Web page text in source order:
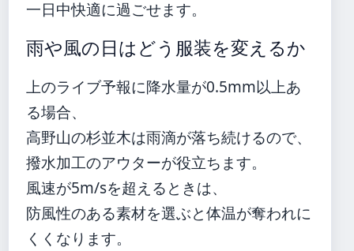
一日中快適に過ごせます。
雨や風の日はどう服装を変えるか
上のライブ予報に降水量が0.5mm以上あ
る場合、
高野山の杉並木は雨滴が落ち続けるので、
撥水加工のアウターが役立ちます。
風速が5m/sを超えるときは、
防風性のある素材を選ぶと体温が奪われに
くくなります。